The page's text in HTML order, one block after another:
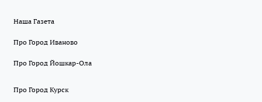
Наша Газета
Про Город Иваново
Про Город Йошкар-Ола
Про Город Курск